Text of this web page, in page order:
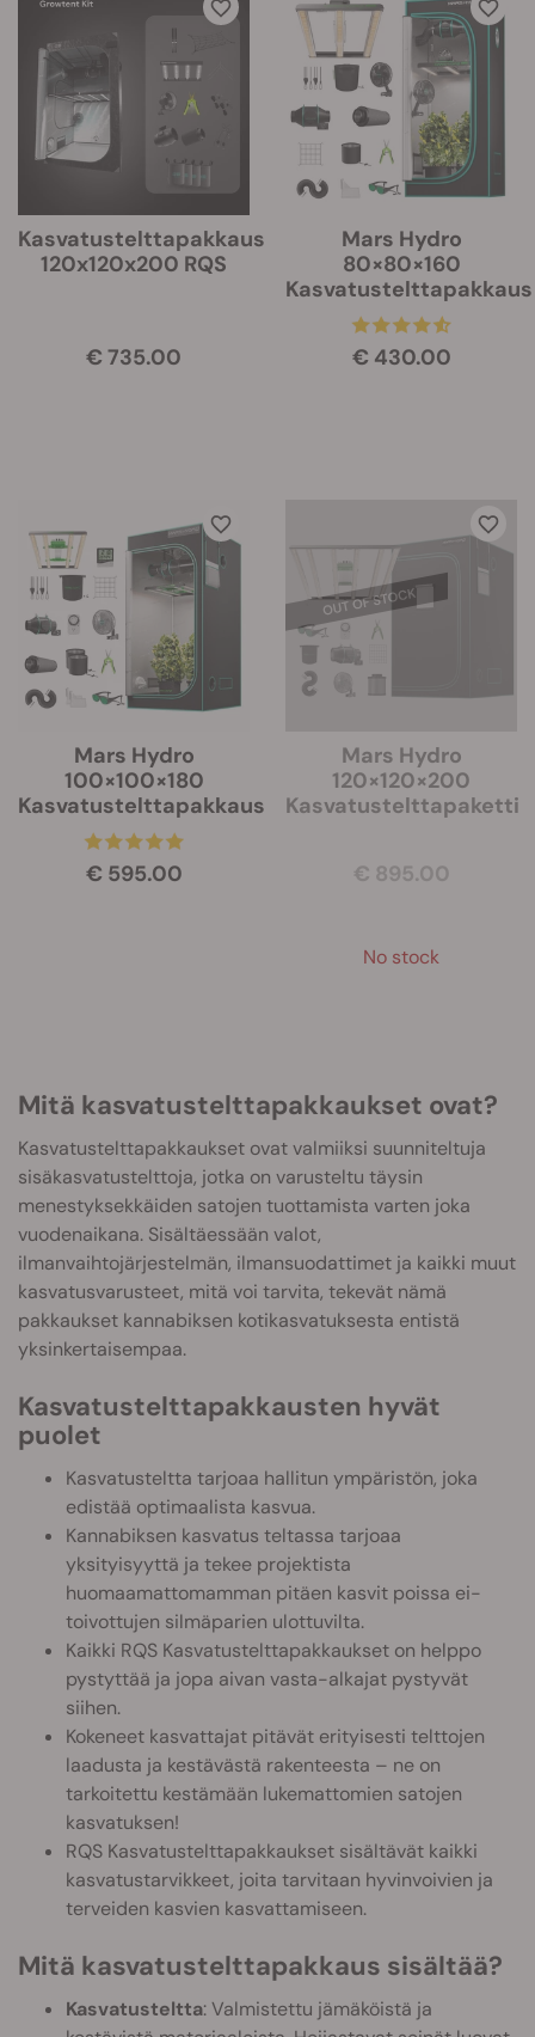
Kasvatustelttapakkaus
120x120x200 RQS
€ 735.00
Mars Hydro
80×80×160
Kasvatustelttapakkaus
€ 430.00
Mars Hydro
100×100×180
Kasvatustelttapakkaus
€ 595.00
Mars Hydro
120×120×200
Kasvatustelttapaketti
€ 895.00
No stock
Mitä kasvatustelttapakkaukset ovat?
Kasvatustelttapakkaukset ovat valmiiksi suunniteltuja
sisäkasvatustelttoja, jotka on varusteltu täysin
menestyksekkäiden satojen tuottamista varten joka
vuodenaikana. Sisältäessään valot,
ilmanvaihtojärjestelmän, ilmansuodattimet ja kaikki muut
kasvatusvarusteet, mitä voi tarvita, tekevät nämä
pakkaukset kannabiksen kotikasvatuksesta entistä
yksinkertaisempaa.
Kasvatustelttapakkausten hyvät
puolet
Kasvatusteltta tarjoaa hallitun ympäristön, joka
edistää optimaalista kasvua.
Kannabiksen kasvatus teltassa tarjoaa
yksityisyyttä ja tekee projektista
huomaamattomamman pitäen kasvit poissa ei-
toivottujen silmäparien ulottuvilta.
Kaikki RQS Kasvatustelttapakkaukset on helppo
pystyttää ja jopa aivan vasta-alkajat pystyvät
siihen.
Kokeneet kasvattajat pitävät erityisesti telttojen
laadusta ja kestävästä rakenteesta – ne on
tarkoitettu kestämään lukemattomien satojen
kasvatuksen!
RQS Kasvatustelttapakkaukset sisältävät kaikki
kasvatustarvikkeet, joita tarvitaan hyvinvoivien ja
terveiden kasvien kasvattamiseen.
Mitä kasvatustelttapakkaus sisältää?
Kasvatusteltta: Valmistettu jämäköistä ja